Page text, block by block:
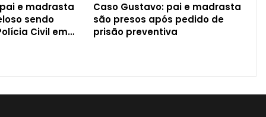
e madrasta
sendo
Civil em…
Caso Gustavo: pai e madrasta
são presos após pedido de
prisão preventiva